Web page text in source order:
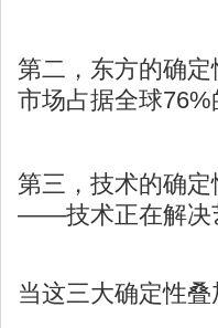
第二，东方的确
市场占据全球
第三，技术的确
——技术正在解决
当这三大确定性